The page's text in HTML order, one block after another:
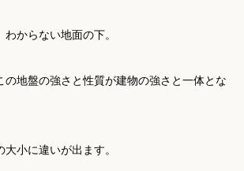
からない地面の下。
の地盤の強さと性質が建物の強さと一体とな
小に違いが出ます。